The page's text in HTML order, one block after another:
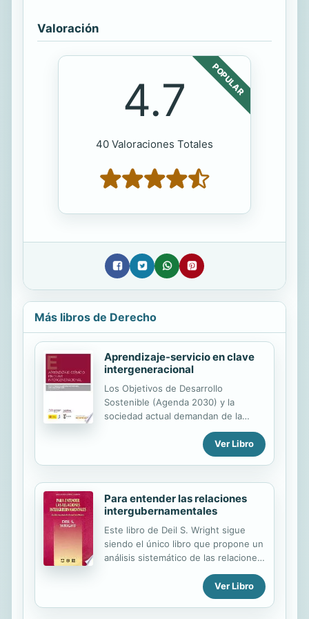
Valoración
POPULAR
4.7
40 Valoraciones Totales
Más libros de Derecho
Aprendizaje-servicio en clave
intergeneracional
Los Objetivos de Desarrollo
Sostenible (Agenda 2030) y la
sociedad actual demandan de la
ciudadanía la movilización de
acciones de Aprendizaje-Servicio,
capaces de garantizar co-
afectivos y sociales entre distintas
generaciones, favoreciendo
procesos de transformación social y
un desarrollo sostenible. Esta obra,
fruto de la participación de varias
autoras y autores, personal docente
diferentes universidades,
estudiantado de grado y postgrado,
así como docentes en activo de las
Ver Libro
Para entender las relaciones
intergubernamentales
Este libro de Deil S. Wright sigue
siendo el único libro que propone un
análisis sistemático de las relaciones
Unidos, desde la perspectiva del
gobierno nacional y los gobiernos
Ver Libro